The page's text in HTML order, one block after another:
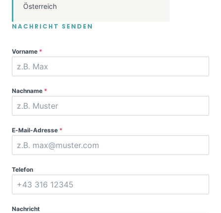
Österreich
NACHRICHT SENDEN
Vorname *
Nachname *
E-Mail-Adresse *
Telefon
Nachricht